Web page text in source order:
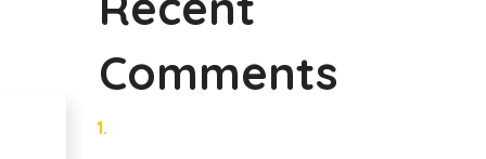
Comments